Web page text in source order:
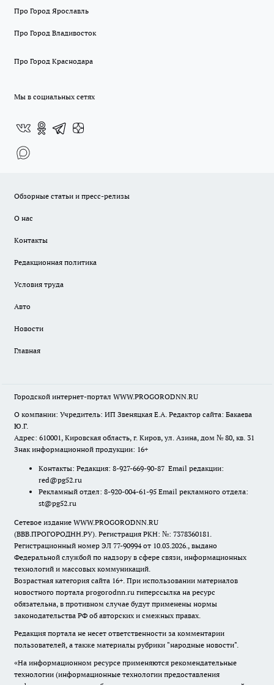
Про Город Ярославль
Про Город Владивосток
Про Город Краснодара
Мы в социальных сетях
Обзорные статьи и пресс-релизы
О нас
Контакты
Редакционная политика
Условия труда
Авто
Новости
Главная
Городской интернет-портал WWW.PROGORODNN.RU
О компании: Учредитель: ИП Звеняцкая Е.А. Редактор сайта: Бакаева
Ю.Г.
Адрес: 610001, Кировская область, г. Киров, ул. Азина, дом № 80, кв. 31
Знак информационной продукции: 16+
Контакты: Редакция: 8-927-669-90-87 Email редакции:
red@pg52.ru
Рекламный отдел: 8-920-004-61-95 Email рекламного отдела:
st@pg52.ru
Сетевое издание WWW.PROGORODNN.RU
(ВВВ.ПРОГОРОДНН.РУ). Регистрация РКН: №: 7378360181.
Регистрационный номер ЭЛ 77-90994 от 10.03.2026., выдано
Федеральной службой по надзору в сфере связи, информационных
технологий и массовых коммуникаций.
Возрастная категория сайта 16+. При использовании материалов
новостного портала progorodnn.ru гиперссылка на ресурс
обязательна, в противном случае будут применены нормы
законодательства РФ об авторских и смежных правах.
Редакция портала не несет ответственности за комментарии
пользователей, а также материалы рубрики "народные новости".
«На информационном ресурсе применяются рекомендательные
технологии (информационные технологии предоставления